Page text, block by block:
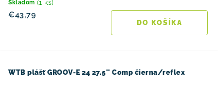
Skladom (1 ks)
€43,79
DO KOŠÍKA
WTB plášť GROOV-E 24 27.5'' Comp čierna/reflex